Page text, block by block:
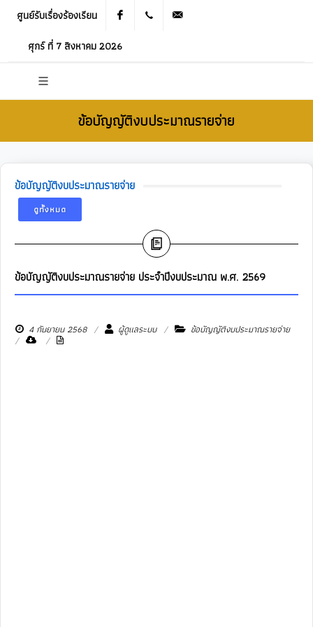
ศูนย์รับเรื่องร้องเรียน Facebook 021905536
ศุกร์ ที่ 7 สิงหาคม 2026
ข้อบัญญัติงบประมาณรายจ่าย
ข้อบัญญัติงบประมาณรายจ่าย
ดูทั้งหมด
ข้อบัญญัติงบประมาณรายจ่าย ประจำปีงบประมาณ พ.ศ. 2569
4 กันยายน 2568 ผู้ดูแลระบบ ข้อบัญญัติงบประมาณรายจ่าย